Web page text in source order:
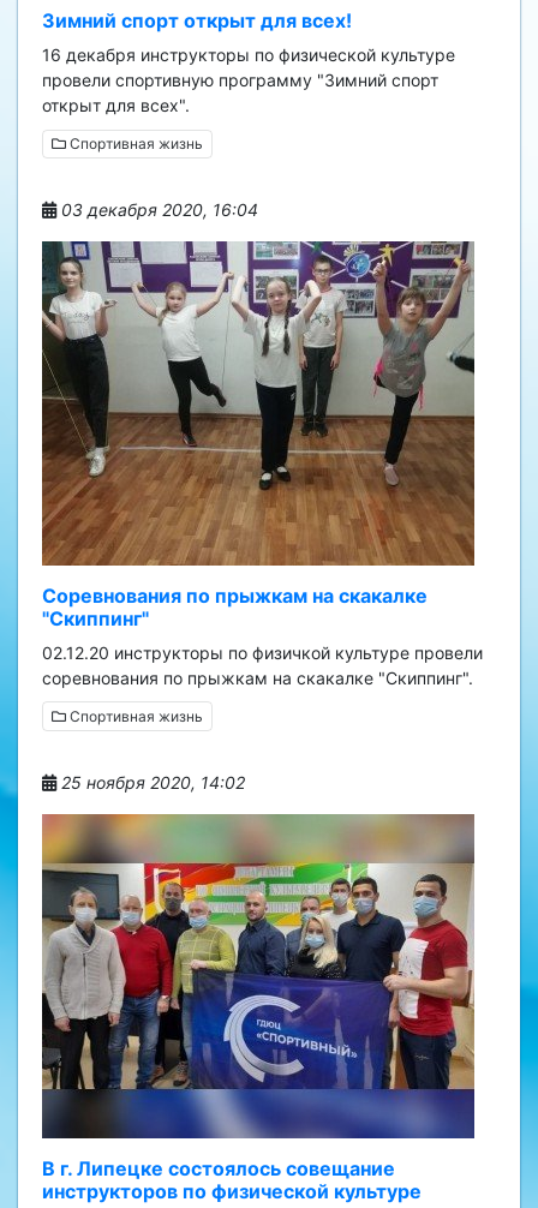
Зимний спорт открыт для всех!
16 декабря инструкторы по физической культуре
провели спортивную программу "Зимний спорт
открыт для всех".⠀
Спортивная жизнь
03 декабря 2020, 16:04
Соревнования по прыжкам на скакалке
"Скиппинг"
02.12.20 инструкторы по физичкой культуре провели
соревнования по прыжкам на скакалке "Скиппинг".
Спортивная жизнь
25 ноября 2020, 14:02
В г. Липецке состоялось совещание
инструкторов по физической культуре